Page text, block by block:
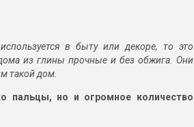
в быту или декоре, то это
из глины прочные и без обжига. Они
такой дом.
пальцы, но и огромное количество